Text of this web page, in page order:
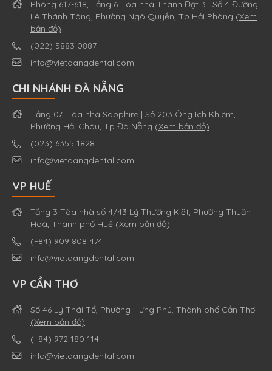
Phòng 617-618, Tầng 6 Tòa nhà Thành Đạt 3 | Số 4 Đường
Lê Thánh Tông, Phường Ngô Quyền, Tp Hải Phòng (Xem
bản đồ)
(022) 5883 0887
info@vietdangdental.com
CHI NHÁNH ĐÀ NẴNG
Tầng 07, Tòa nhà Sapphire | Số 203 Ông Ích Khiêm,
Phường Hải Châu, Tp Đà Nẵng (Xem bản đồ)
(023) 6355 1828
info@vietdangdental.com
VP HUẾ
Tầng 3 Tòa nhà số 4/43 Lý Thường Kiệt, Phường Thuận
Hoá, Thành phố Huế (Xem bản đồ)
(+84) 909 808 474
info@vietdangdental.com
VP CẦN THƠ
Số 46 Lý Thái Tổ, Phường Hưng Phú, Thành phố Cần Thơ
(Xem bản đồ)
(+84) 972 180 114
info@vietdangdental.com